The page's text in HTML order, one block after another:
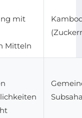
mit
Mitteln